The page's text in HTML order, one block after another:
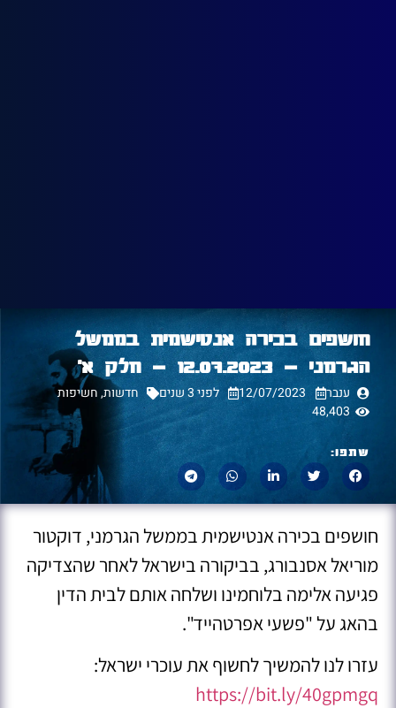
חושפים בכירה אנטישמית בממשל
הגרמני – 12.07.2023 – חלק א׳
ענבר 12/07/2023 לפני 3 שנים חדשות,חשיפות
48,403
שתפו:
חושפים בכירה אנטישמית בממשל הגרמני, דוקטור
מוריאל אסנבורג, בביקורה בישראל לאחר שהצדיקה
פגיעה אלימה בלוחמינו ושלחה אותם לבית הדין
בהאג על "פשעי אפרטהייד".
עזרו לנו להמשיך לחשוף את עוכרי ישראל:
https://bit.ly/40gpmgq